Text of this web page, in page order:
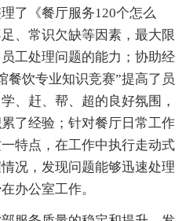
了《餐厅服务120个怎么
、常识欠缺等因素，最大限
工处理问题的能力；协助经
餐饮专业知识竞赛”提高了员
、赶、帮、超的良好氛围，
了经验；针对餐厅日常工作
特点，在工作中执行走动式
况，发现问题能够迅速处理
办公室工作。